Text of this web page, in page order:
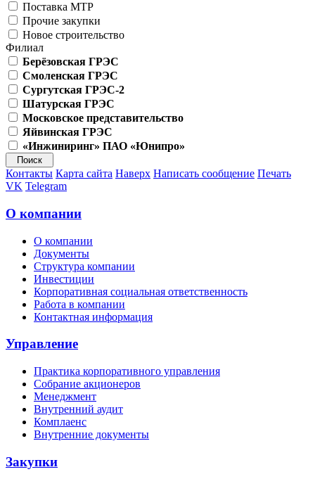
Поставка МТР
Прочие закупки
Новое строительство
Филиал
Берёзовская ГРЭС
Смоленская ГРЭС
Сургутская ГРЭС-2
Шатурская ГРЭС
Московское представительство
Яйвинская ГРЭС
«Инжиниринг» ПАО «Юнипро»
Контакты Карта сайта Наверх Написать сообщение Печать
VK Telegram
О компании
О компании
Документы
Структура компании
Инвестиции
Корпоративная социальная ответственность
Работа в компании
Контактная информация
Управление
Практика корпоративного управления
Собрание акционеров
Менеджмент
Внутренний аудит
Комплаенс
Внутренние документы
Закупки